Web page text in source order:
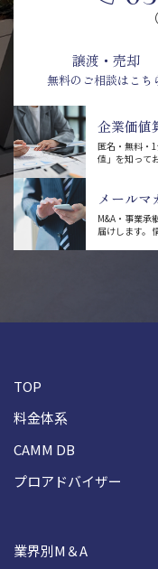
譲渡・売却
無料のご相談はこち
企業価値
匿名・無料・
値」を知って
メールマ
M&A・事業承
届けします。
TOP
料金体系
CAMM DB
プロアドバイザー
業界別M＆A